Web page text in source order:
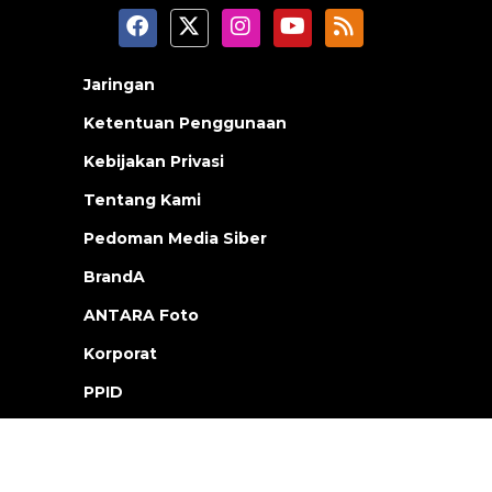
Jaringan
Ketentuan Penggunaan
Kebijakan Privasi
Tentang Kami
Pedoman Media Siber
BrandA
ANTARA Foto
Korporat
PPID